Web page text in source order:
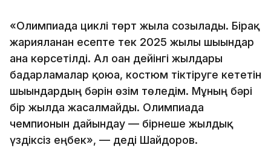
«Олимпиада циклі төрт жылға созылады. Бірақ
жарияланған есепте тек 2025 жылғы шығындар
ғана көрсетілді. Ал оған дейінгі жылдары
бағдарламалар қоюға, костюм тіктіруге кететін
шығындардың бәрін өзім төледім. Мұның бәрі
бір жылда жасалмайды. Олимпиада
чемпионын дайындау — бірнеше жылдық
үздіксіз еңбек», — деді Шайдоров.